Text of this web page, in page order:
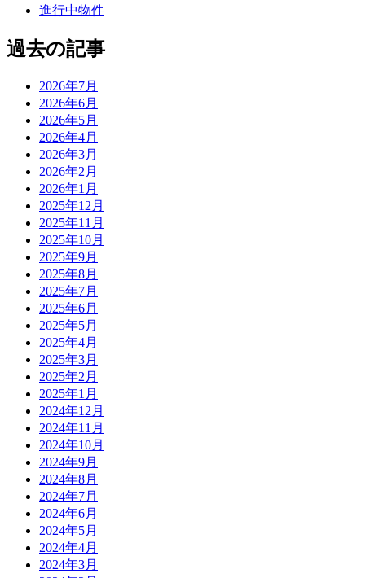
進行中物件
過去の記事
2026年7月
2026年6月
2026年5月
2026年4月
2026年3月
2026年2月
2026年1月
2025年12月
2025年11月
2025年10月
2025年9月
2025年8月
2025年7月
2025年6月
2025年5月
2025年4月
2025年3月
2025年2月
2025年1月
2024年12月
2024年11月
2024年10月
2024年9月
2024年8月
2024年7月
2024年6月
2024年5月
2024年4月
2024年3月